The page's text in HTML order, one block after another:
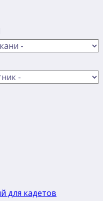
для кадетов